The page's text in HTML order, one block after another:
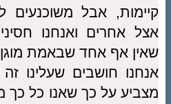
קיימות, אבל משוכנעים
אצל אחרים ואנחנו
שאין אף אחד שבאמת
אנחנו חושבים שעלינו
מצביע על כך שאנו כל כך